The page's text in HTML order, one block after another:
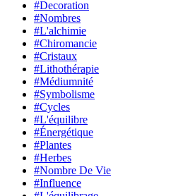
#Decoration
#Nombres
#L'alchimie
#Chiromancie
#Cristaux
#Lithothérapie
#Médiumnité
#Symbolisme
#Cycles
#L'équilibre
#Énergétique
#Plantes
#Herbes
#Nombre De Vie
#Influence